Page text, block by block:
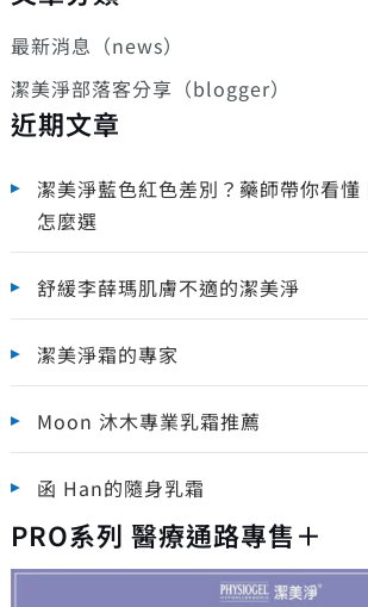
最新消息（news）
潔美淨部落客分享（blogger）
近期文章
潔美淨藍色紅色差別？藥師帶你看
怎麼選
舒緩李薛瑪肌膚不適的潔美淨
潔美淨霜的專家
Moon 沐木專業乳霜推薦
函 Han的隨身乳霜
PRO系列 醫療通路專售＋